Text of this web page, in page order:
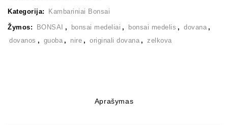
Kategorija: Kambariniai Bonsai
Žymos: BONSAI , bonsai medeliai , bonsai medelis , dovana ,
dovanos , guoba , nire , originali dovana , zelkova
Aprašymas